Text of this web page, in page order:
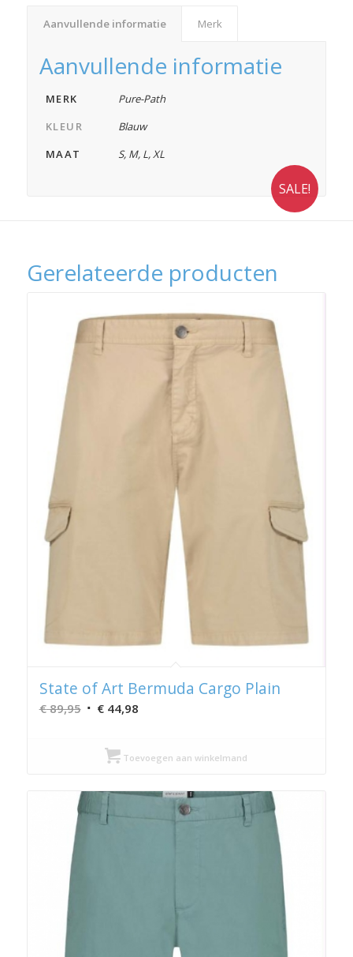
SALE!
Aanvullende informatie Merk
Aanvullende informatie
MERK
Pure-Path
KLEUR
Blauw
MAAT
S, M, L, XL
Gerelateerde producten
State of Art Bermuda Cargo Plain
€89,95 Oorspronkelijke
was:
€ 89,95.
€44,98Huidige
€ 44,98.
Toevoegen aan winkelmand